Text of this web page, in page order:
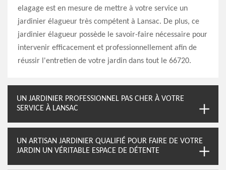
elagage est en mesure de mettre à votre service un
jardinier élagueur très compétent à Lansac. De plus, ce
jardinier élagueur possède le savoir-faire nécessaire pour
intervenir efficacement et professionnellement afin de
réussir l'entretien de votre jardin dans tout le 66720.
UN JARDINIER PROFESSIONNEL PAS CHER À VOTRE
SERVICE À LANSAC
UN ARTISAN JARDINIER QUALIFIÉ POUR FAIRE DE VOTRE
JARDIN UN VÉRITABLE ESPACE DE DÉTENTE